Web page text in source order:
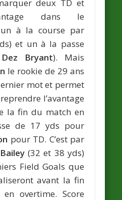
deux TD et
dans le
à la course par
et un à la passe
Dez Bryant). Mais
le rookie de 29 ans
mot et permet
l’avantage
la fin du match en
de 17 yds pour
pour TD. C’est par
(32 et 38 yds)
Field Goals que
avant la fin
overtime. Score